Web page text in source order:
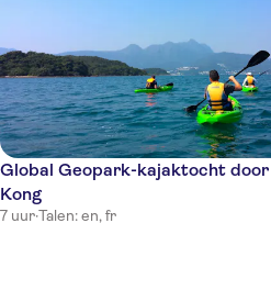
Global Geopark-kajaktocht door
Kong
7 uur·Talen: en, fr